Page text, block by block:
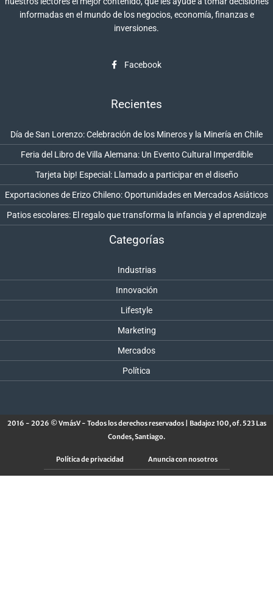
informadas en el mundo de los negocios, economía, finanzas e
inversiones.
Facebook
Recientes
Día de San Lorenzo: Celebración de los Mineros y la Minería en Chile
Feria del Libro de Villa Alemana: Un Evento Cultural Imperdible
Tarjeta bip! Especial: Llamado a participar en el diseño
Exportaciones de Erizo Chileno: Oportunidades en Mercados Asiáticos
Patios escolares: El regalo que transforma la infancia y el aprendizaje
Categorías
Industrias
Innovación
Lifestyle
Marketing
Mercados
Política
2016 - 2026 © VmásV - Todos los derechos reservados | Badajoz 100, of. 523 Las
Condes, Santiago.
Política de privacidad Anuncia con nosotros